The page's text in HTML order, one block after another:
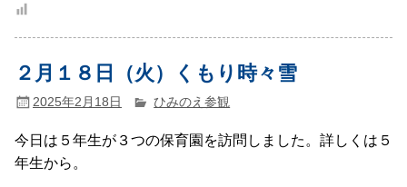
２月１８日（火）くもり時々雪
2025年2月18日 ひみのえ参観
今日は５年生が３つの保育園を訪問しました。詳しくは５
年生から。